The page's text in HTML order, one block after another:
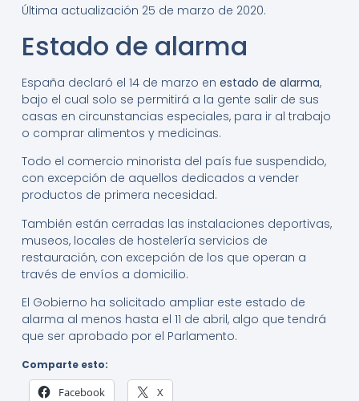
Última actualización 25 de marzo de 2020.
Estado de alarma
España declaró el 14 de marzo en estado de alarma,
bajo el cual solo se permitirá a la gente salir de sus
casas en circunstancias especiales, para ir al trabajo
o comprar alimentos y medicinas.
Todo el comercio minorista del país fue suspendido,
con excepción de aquellos dedicados a vender
productos de primera necesidad.
También están cerradas las instalaciones deportivas,
museos, locales de hostelería servicios de
restauración, con excepción de los que operan a
través de envíos a domicilio.
El Gobierno ha solicitado ampliar este estado de
alarma al menos hasta el 11 de abril, algo que tendrá
que ser aprobado por el Parlamento.
Comparte esto:
Facebook X